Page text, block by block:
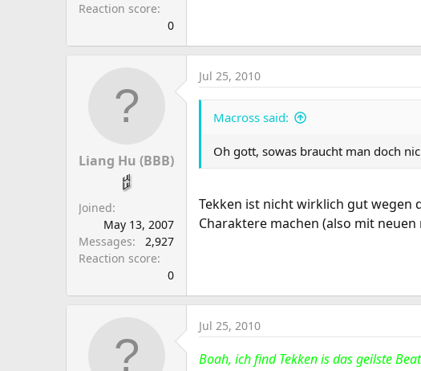
Reaction score
0
Liang Hu (BBB)
Joined
May 13, 2007
Messages
2,927
Reaction score
0
Jul 25, 2010
Macross said:
Oh gott, sowas braucht man doch
Tekken ist nicht wirklich gut wegen
Charaktere machen (also mit neuen
Jul 25, 2010
Boah, ich find Tekken is das geilste